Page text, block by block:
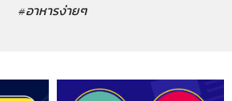
#อาหารง่ายๆ